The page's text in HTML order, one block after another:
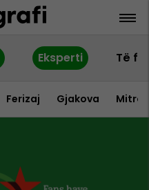
Eksperti Të
Ferizaj Gjakova